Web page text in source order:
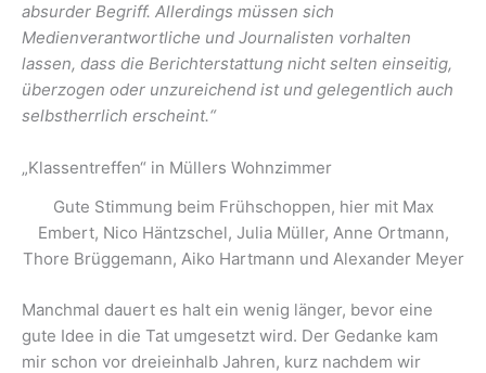
absurder Begriff. Allerdings müssen sich
Medienverantwortliche und Journalisten vorhalten
lassen, dass die Berichterstattung nicht selten einseitig,
überzogen oder unzureichend ist und gelegentlich auch
selbstherrlich erscheint.“
„Klassentreffen“ in Müllers Wohnzimmer
Gute Stimmung beim Frühschoppen, hier mit Max
Embert, Nico Häntzschel, Julia Müller, Anne Ortmann,
Thore Brüggemann, Aiko Hartmann und Alexander Meyer
Manchmal dauert es halt ein wenig länger, bevor eine
gute Idee in die Tat umgesetzt wird. Der Gedanke kam
mir schon vor dreieinhalb Jahren, kurz nachdem wir